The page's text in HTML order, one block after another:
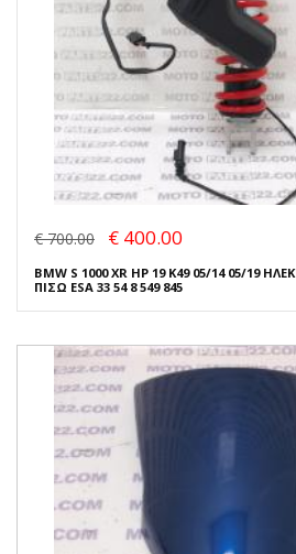
€ 700.00 € 400.00
BMW S 1000 XR HP 19 K49 05/14 05/19
ΠΙΣΩ ESA 33 54 8 549 845